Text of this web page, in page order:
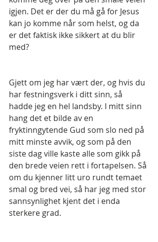
igjen. Det er der du må gå for Jesus
kan jo komme når som helst, og da
er det faktisk ikke sikkert at du blir
med?
Gjett om jeg har vært der, og hvis du
har festningsverk i ditt sinn, så
hadde jeg en hel landsby. I mitt sinn
hang det et bilde av en
fryktinngytende Gud som slo ned på
mitt minste avvik, og som på den
siste dag ville kaste alle som gikk på
den brede veien rett i fortapelsen. Så
om du kjenner litt uro rundt temaet
smal og bred vei, så har jeg med stor
sannsynlighet kjent det i enda
sterkere grad.